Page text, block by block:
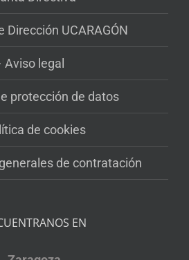
Dirección UCARAGÓN
Aviso legal
protección de datos
de cookies
de contratación
EN